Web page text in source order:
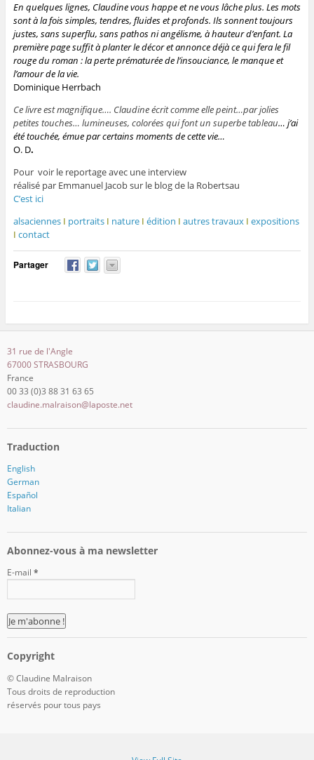
En quelques lignes, Claudine vous happe et ne vous lâche plus. Les mots
sont à la fois simples, tendres, fluides et profonds. Ils sonnent toujours
justes, sans superflu, sans pathos ni angélisme, à hauteur d’enfant. La
première page suffit à planter le décor et annonce déjà ce qui fera le fil
rouge du roman : la perte prématurée de l’insouciance, le manque et
l’amour de la vie.
Dominique Herrbach
Ce livre est magnifique…. Claudine écrit comme elle peint…par jolies
petites touches… lumineuses, colorées qui font un superbe tableau… j’ai
été touchée, émue par certains moments de cette vie…
O. D.
Pour voir le reportage avec une interview
réalisé par Emmanuel Jacob sur le blog de la Robertsau
C’est ici
alsaciennes I portraits I nature I édition I autres travaux I expositions
I contact
Partager
31 rue de l'Angle
67000 STRASBOURG
France
00 33 (0)3 88 31 63 65
claudine.malraison@laposte.net
Traduction
English
German
Español
Italian
Abonnez-vous à ma newsletter
E-mail *
Copyright
© Claudine Malraison
Tous droits de reproduction
réservés pour tous pays